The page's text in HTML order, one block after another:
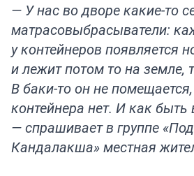
— У нас во дворе какие-то
матрасовыбрасыватели:
у контейнеров появляется
и лежит потом то на земле,
В баки-то он не
контейнера нет. И как быть
— спрашивает в группе
Кандалакша» местная